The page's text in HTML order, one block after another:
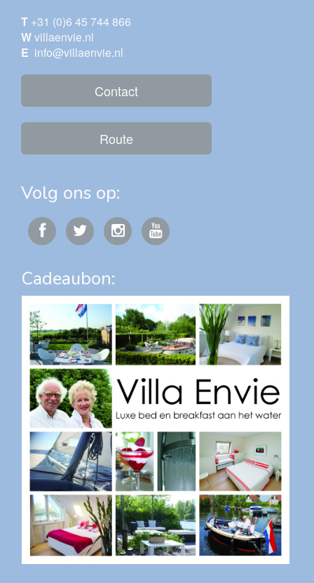
T +31 (0)6 45 744 866
Wvillaenvie.nl
E info@villaenvie.nl
Contact
Route
Volg ons op:
Cadeaubon: